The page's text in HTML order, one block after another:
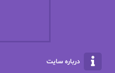
الناز محمدی
درباره سایت